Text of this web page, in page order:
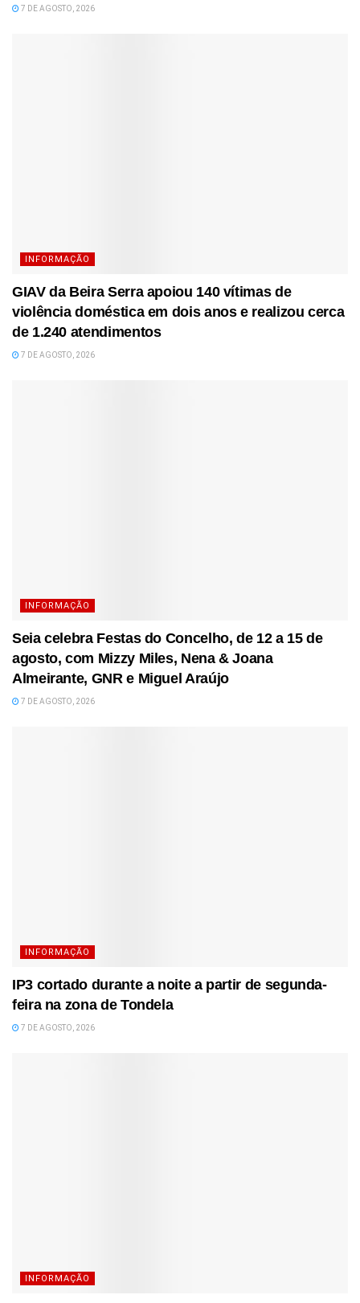
7 DE AGOSTO, 2026
INFORMAÇÃO
GIAV da Beira Serra apoiou 140 vítimas de
violência doméstica em dois anos e realizou cerca
de 1.240 atendimentos
7 DE AGOSTO, 2026
INFORMAÇÃO
Seia celebra Festas do Concelho, de 12 a 15 de
agosto, com Mizzy Miles, Nena & Joana
Almeirante, GNR e Miguel Araújo
7 DE AGOSTO, 2026
INFORMAÇÃO
IP3 cortado durante a noite a partir de segunda-
feira na zona de Tondela
7 DE AGOSTO, 2026
INFORMAÇÃO